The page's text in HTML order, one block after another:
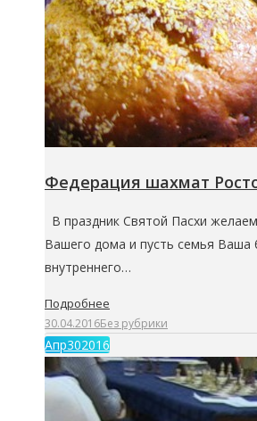
Федерация шахмат
В праздник Святой Пасхи
Вашего дома и пусть семья Ваша
внутреннего…
Подробнее
30.04.2016Без рубрики
Апр302016